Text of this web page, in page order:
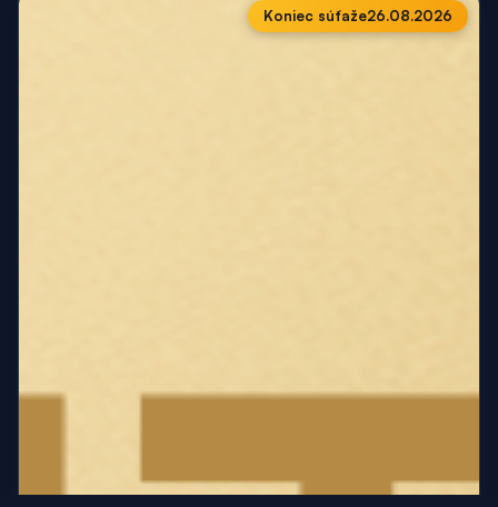
Koniec súťaže26.08.2026